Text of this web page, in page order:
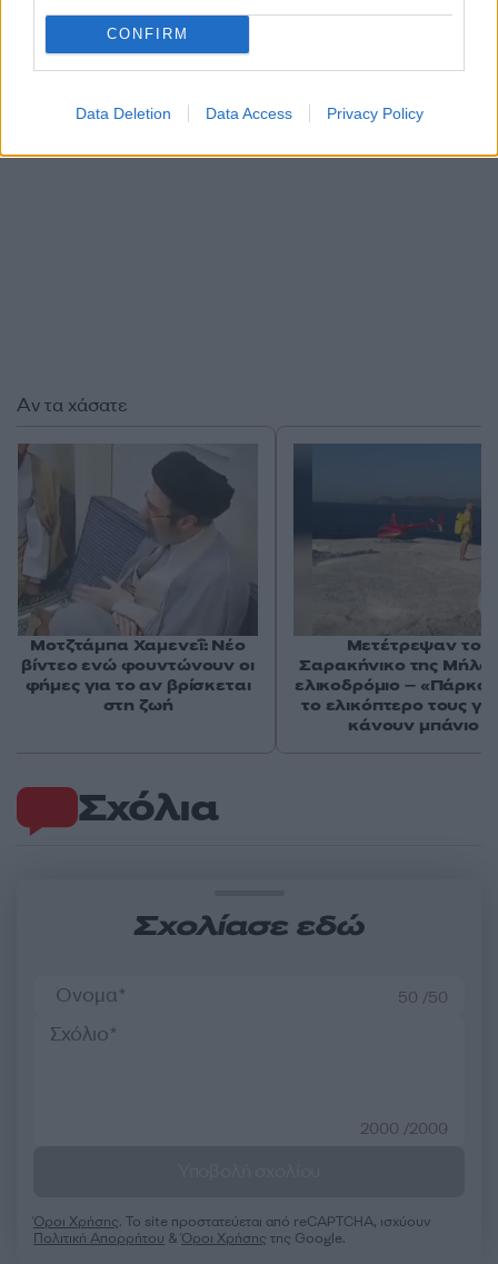
CONFIRM
Data Deletion Data Access Privacy Policy
Πηγή: ΑΠΕ – ΜΠΕ
Σχόλια
Σχολίασε εδώ
50 /50
2000 /2000
Όροι Χρήσης. Το site προστατεύεται από reCAPTCHA, ισχύουν
Πολιτική Απορρήτου &Όροι Χρήσης της Google.
Αν τα χάσατε
Μοτζτάμπα Χαμενεΐ: Νέο
βίντεο ενώ φουντώνουν οι
φήμες για το αν βρίσκεται
στη ζωή
Μετέτρεψαν το
Σαρακήνικο της
ελικοδρόμιο –
το ελικόπτερο τους
κάνουν μπάνιο